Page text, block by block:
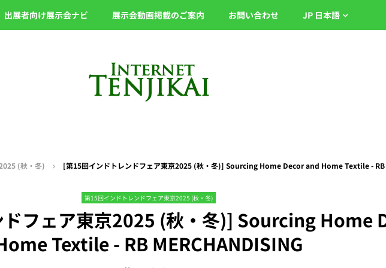
出展者向け展示会ナビ 展示会動画掲載のご案内 お問い合わせ JP 日本語
(秋・冬) [第15回インドトレンドフェア東京2025 (秋・冬)] Sourcing Home Decor and Home Textile - RB
第15回インドトレンドフェア東京2025 (秋・冬)
フェア東京2025 (秋・冬)] Sourcing Home
Textile - RB MERCHANDISING